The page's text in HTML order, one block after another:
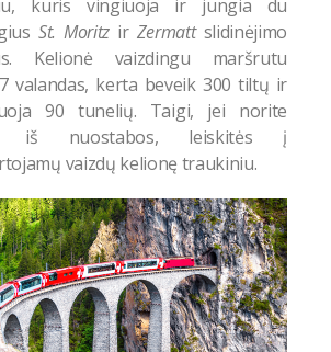
kuris vingiuoja ir jungia du
St. Moritz ir Zermatt slidinėjimo
Kelionė vaizdingu maršrutu
valandas, kerta beveik 300 tiltų ir
90 tunelių. Taigi, jei norite
iš nuostabos, leiskitės į
vaizdų kelionę traukiniu.